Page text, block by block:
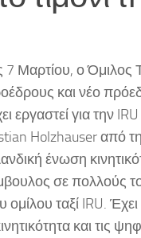
7 Μαρτίου, ο
και νέο
εργαστεί για την
Holzhauser από
ένωση
σε πολλούς
ταξί IRU.
και τις